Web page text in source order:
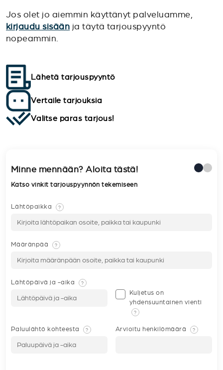
Jos olet jo aiemmin käyttänyt palveluamme,
kirjaudu sisään ja täytä tarjouspyyntö
nopeammin.
Lähetä tarjouspyyntö
Vertaile tarjouksia
Valitse paras tarjous!
Minne mennään? Aloita tästä!
Katso vinkit tarjouspyynnön tekemiseen
Lähtöpaikka ?
Määränpää ?
Lähtöpäivä ja -aika ?
Kuljetus on
yhdensuuntainen vienti
?
Paluulähtö kohteesta ? Arvioitu henkilömäärä ?